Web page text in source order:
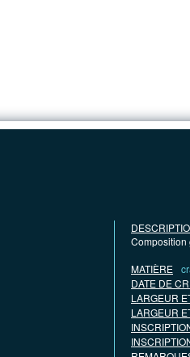
Composition
MATIÈRE
DATE DE
LARGEUR
LARGEUR